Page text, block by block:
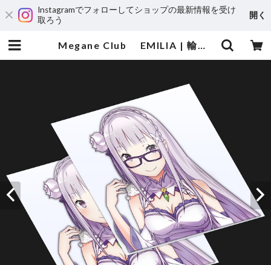
Instagramでフォローしてショップの最新情報を受け
取ろう
開く
Megane Club EMILIA | 輸入アニメステッカー専門店 SUNSET Stickers Store